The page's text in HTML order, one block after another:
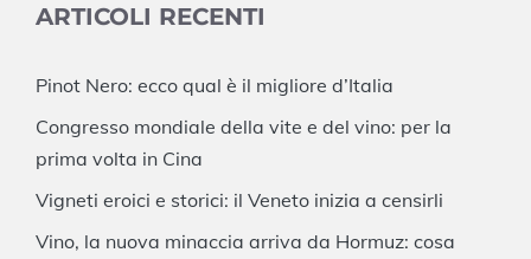
ARTICOLI RECENTI
Pinot Nero: ecco qual è il migliore d’Italia
Congresso mondiale della vite e del vino: per la
prima volta in Cina
Vigneti eroici e storici: il Veneto inizia a censirli
Vino, la nuova minaccia arriva da Hormuz: cosa